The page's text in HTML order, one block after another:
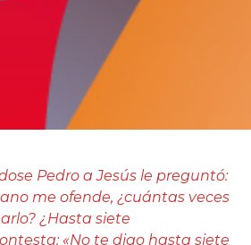
Pedro a Jesús le preguntó:
me ofende, ¿cuántas veces
¿Hasta siete
«No te digo hasta siete